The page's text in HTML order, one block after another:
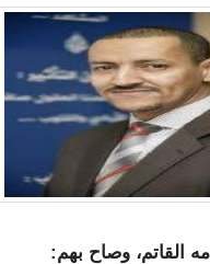
القاتم، وصاح بهم: